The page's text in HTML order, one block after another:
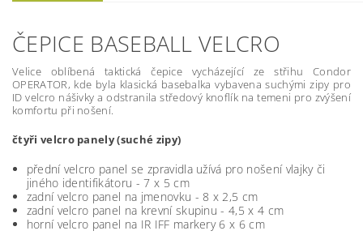
ČEPICE BASEBALL VELCRO
Velice oblíbená taktická čepice vycházející ze střihu Condor
OPERATOR, kde byla klasická basebalka vybavena suchými zipy pro
ID velcro nášivky a odstranila středový knoflík na temeni pro zvýšení
komfortu při nošení.
čtyři velcro panely (suché zipy)
přední velcro panel se zpravidla užívá pro nošení vlajky či
jiného identifikátoru - 7 x 5 cm
zadní velcro panel na jmenovku - 8 x 2,5 cm
zadní velcro panel na krevní skupinu - 4,5 x 4 cm
horní velcro panel na IR IFF markery 6 x 6 cm